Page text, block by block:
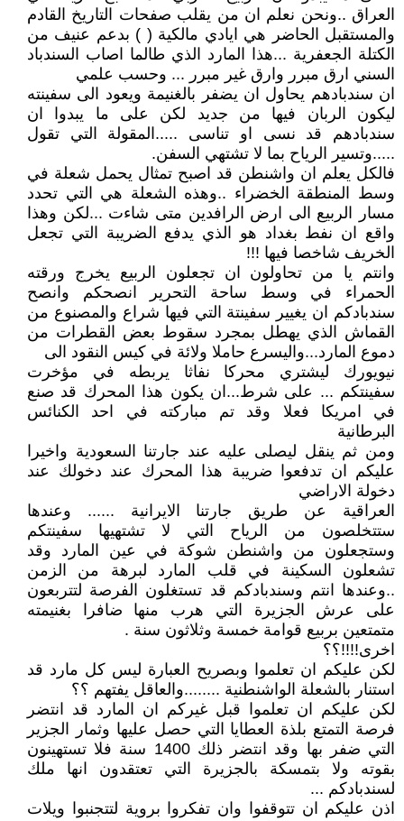
العراق ..ونحن نعلم ان من يقلب صفحات التاريخ القادم
والمستقبل الحاضر هي ايادي مالكية ( ) بدعم عنيف من
الكتلة الجعفرية ...هذا المارد الذي طالما اصاب السندباد
السني ارق مبرر وارق غير مبرر ... وحسب علمي
ان سندبادهم يحاول ان يضفر بالغنيمة ويعود الى سفينته
ليكون الربان فيها من جديد لكن على ما يبدوا ان
سندبادهم قد نسى او تناسى .....المقولة التي تقول
.....وتسير الرياح بما لا تشتهي السفن.
فالكل يعلم ان واشنطن قد اصبح تمثال يحمل شعلة في
وسط المنطقة الخضراء ..وهذه الشعلة هي التي تحدد
مسار الربيع الى ارض الرافدين متى شاءت ...لكن وهذا
واقع ان نفط بغداد هو الذي يدفع الضريبة التي تجعل
الخريف شاخصا فيها !!!
وانتم يا من تحاولون ان تجعلون الربيع يخرج ورقته
الحمراء في وسط ساحة التحرير انصحكم وانصح
سندبادكم ان يغيير سفينتة التي فيها شراع والمصنوع من
القماش الذي يهطل بمجرد سقوط بعض القطرات من
دموع المارد...واليسرع حاملا ولائة في كيس النقود الى
نيويورك ليشتري محركا نفاثا يربطه في مؤخرت
سفينتكم ... على شرط...ان يكون هذا المحرك قد صنع
في امريكا فعلا وقد تم مباركته في احد الكنائس
البرطانية
ومن ثم ينقل ليصلى عليه عند جارتنا السعودية واخيرا
عليكم ان تدفعوا ضريبة هذا المحرك عند دخولك عند
دخولة الاراضي
العراقية عن طريق جارتنا الايرانية ...... وعندها
ستتخلصون من الرياح التي لا تشتهيها سفينتكم
وستجعلون من واشنطن شوكة في عين المارد وقد
تشعلون السكينة في قلب المارد لبرهة من الزمن
..وعندها انتم وسندبادكم قد تستغلون الفرصة لتتربعون
على عرش الجزيرة التي هرب منها ضافرا بغنيمته
متمتعين بربيع قوامة خمسة وثلاثون سنة .
اخرى!!!!؟؟
لكن عليكم ان تعلموا وبصريح العبارة ليس كل مارد قد
استنار بالشعلة الواشنطنية ........والعاقل يفتهم ؟؟
لكن عليكم ان تعلموا قبل غيركم ان المارد قد انتضر
فرصة التمتع بلذة العطايا التي حصل عليها وثمار الجزير
التي ضفر بها وقد انتضر ذلك 1400 سنة فلا تستهينون
بقوته ولا بتمسكة بالجزيرة التي تعتقدون انها ملك
لسندبادكم ...
اذن عليكم ان تتوقفوا وان تفكروا بروية لتتجنبوا ويلات